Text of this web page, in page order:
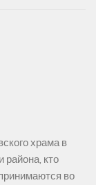
храма в
района, кто
во